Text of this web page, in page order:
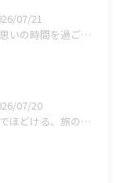
07/21
思い思いの時間を過ごせる場所。広い庭だからこそ生まれる、心地よいひととき
07/20
心までほどける、旅の締めくくり。広々ジャグジーで味わう、ゆったりとしたリラックスタイム